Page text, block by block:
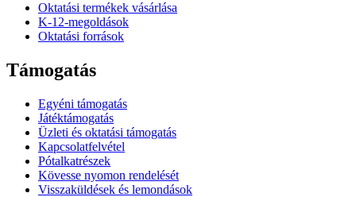
Oktatási termékek vásárlása
K-12-megoldások
Oktatási források
Támogatás
Egyéni támogatás
Játéktámogatás
Üzleti és oktatási támogatás
Kapcsolatfelvétel
Pótalkatrészek
Kövesse nyomon rendelését
Visszaküldések és lemondások